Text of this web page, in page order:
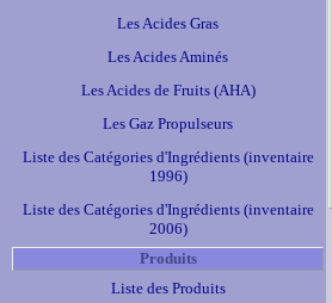
Les Acides Gras
Les Acides Aminés
Les Acides de Fruits (AHA)
Les Gaz Propulseurs
Liste des Catégories d'Ingrédients (inventaire
1996)
Liste des Catégories d'Ingrédients (inventaire
2006)
Produits
Liste des Produits